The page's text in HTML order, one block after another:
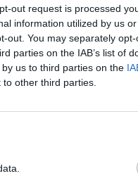
out request is processed
information utilized by us
out. You may separately
parties on the IAB’s list of
us to third parties on the
other third parties.